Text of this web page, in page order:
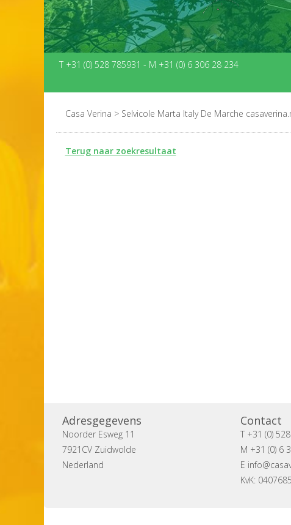
T +31 (0) 528 785931 - M +31 (0) 6 306 28 234
Casa Verina > Selvicole Marta Italy De Marche
Terug naar zoekresultaat
Adresgegevens
Noorder Esweg 11
7921CV Zuidwolde
Nederland
Contact
T +31 (0)
M +31 (0) 6
E
KvK: